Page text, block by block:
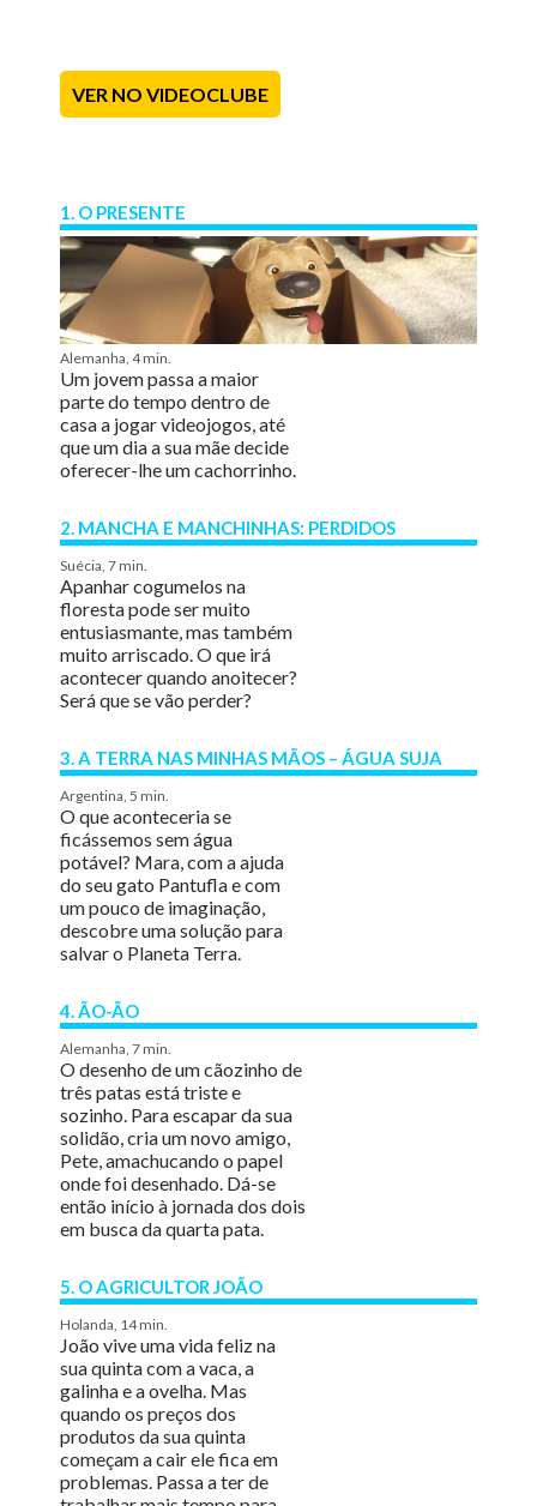
VER NO VIDEOCLUBE
1. O PRESENTE
Alemanha, 4 min.
Um jovem passa a maior
parte do tempo dentro de
casa a jogar videojogos, até
que um dia a sua mãe decide
oferecer-lhe um cachorrinho.
2. MANCHA E MANCHINHAS: PERDIDOS
Suécia, 7 min.
Apanhar cogumelos na
floresta pode ser muito
entusiasmante, mas também
muito arriscado. O que irá
acontecer quando anoitecer?
Será que se vão perder?
3. A TERRA NAS MINHAS MÃOS – ÁGUA SUJA
Argentina, 5 min.
O que aconteceria se
ficássemos sem água
potável? Mara, com a ajuda
do seu gato Pantufla e com
um pouco de imaginação,
descobre uma solução para
salvar o Planeta Terra.
4. ÃO-ÃO
Alemanha, 7 min.
O desenho de um cãozinho de
três patas está triste e
sozinho. Para escapar da sua
solidão, cria um novo amigo,
Pete, amachucando o papel
onde foi desenhado. Dá-se
então início à jornada dos dois
em busca da quarta pata.
5. O AGRICULTOR JOÃO
Holanda, 14 min.
João vive uma vida feliz na
sua quinta com a vaca, a
galinha e a ovelha. Mas
quando os preços dos
produtos da sua quinta
começam a cair ele fica em
problemas. Passa a ter de